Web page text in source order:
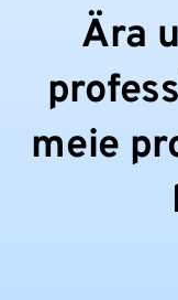
Ära
meie